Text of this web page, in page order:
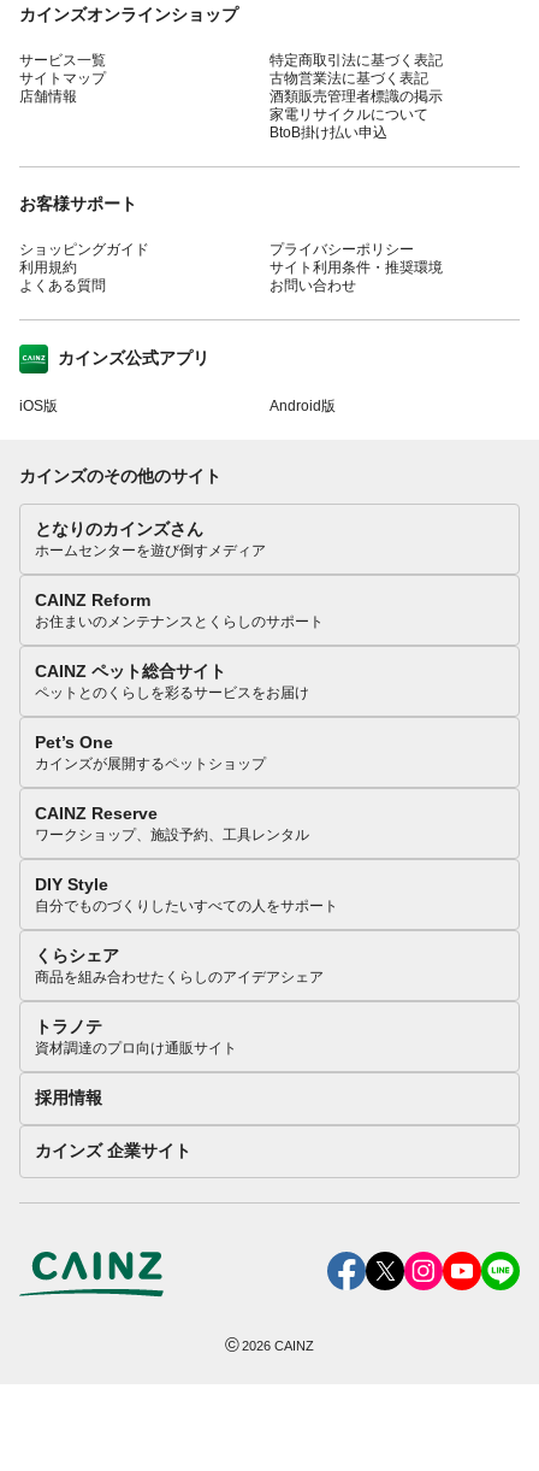
カインズオンラインショップ
サービス一覧
サイトマップ
店舗情報
特定商取引法に基づく表記
古物営業法に基づく表記
酒類販売管理者標識の掲示
家電リサイクルについて
BtoB掛け払い申込
お客様サポート
ショッピングガイド
利用規約
よくある質問
プライバシーポリシー
サイト利用条件・推奨環境
お問い合わせ
カインズ公式アプリ
iOS版 Android版
カインズのその他のサイト
となりのカインズさん
ホームセンターを遊び倒すメディア
CAINZ Reform
お住まいのメンテナンスとくらしのサポート
CAINZ ペット総合サイト
ペットとのくらしを彩るサービスをお届け
Pet’s One
カインズが展開するペットショップ
CAINZ Reserve
ワークショップ、施設予約、工具レンタル
DIY Style
自分でものづくりしたいすべての人をサポート
くらシェア
商品を組み合わせたくらしのアイデアシェア
トラノテ
資材調達のプロ向け通販サイト
採用情報
カインズ 企業サイト
©2026 CAINZ